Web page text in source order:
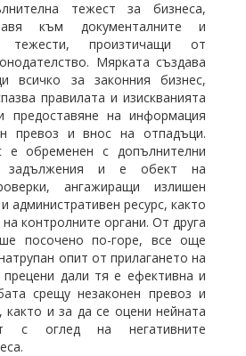
тежест за бизнеса,
към документалните и
тежести, произтичащи от
Мярката създава
всичко за законния бизнес,
правилата и изискванията
предоставяне на информация
превоз и внос на отпадъци.
е обременен с допълнителни
задължения и е обект на
ангажиращи излишен
административен ресурс, както
контролните органи. От друга
посочено по-горе, все още
опит от прилагането на
дали тя е ефективна и
срещу незаконен превоз и
и за да се оцени нейната
с оглед на негативните